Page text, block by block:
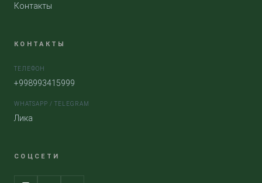
Контакты
КОНТАКТЫ
ТЕЛЕФОН
+998993415999
WHATSAPP / TELEGRAM
Лика
СОЦСЕТИ